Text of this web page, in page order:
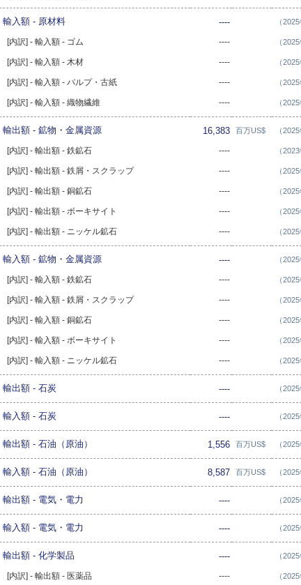
輸入額 - 原材料 ---- （2025
[内訳] - 輸入額 - ゴム ---- （2025
[内訳] - 輸入額 - 木材 ---- （2025
[内訳] - 輸入額 - パルプ・古紙 ---- （2025
[内訳] - 輸入額 - 織物繊維 ---- （2025
輸出額 - 鉱物・金属資源 16,383 百万US$ （2025
[内訳] - 輸出額 - 鉄鉱石 ---- （2023
[内訳] - 輸出額 - 鉄屑・スクラップ ---- （2025
[内訳] - 輸出額 - 銅鉱石 ---- （2025
[内訳] - 輸出額 - ボーキサイト ---- （2025
[内訳] - 輸出額 - ニッケル鉱石 ---- （2025
輸入額 - 鉱物・金属資源 ---- （2025
[内訳] - 輸入額 - 鉄鉱石 ---- （2025
[内訳] - 輸入額 - 鉄屑・スクラップ ---- （2025
[内訳] - 輸入額 - 銅鉱石 ---- （2025
[内訳] - 輸入額 - ボーキサイト ---- （2025
[内訳] - 輸入額 - ニッケル鉱石 ---- （2025
輸出額 - 石炭 ---- （2025
輸入額 - 石炭 ---- （2025
輸出額 - 石油（原油） 1,556 百万US$ （2025
輸入額 - 石油（原油） 8,587 百万US$ （2025
輸出額 - 電気・電力 ---- （2025
輸入額 - 電気・電力 ---- （2025
輸出額 - 化学製品 ---- （2025
[内訳] - 輸出額 - 医薬品 ---- （2025